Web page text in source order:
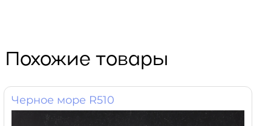
Похожие товары
Черное море R510